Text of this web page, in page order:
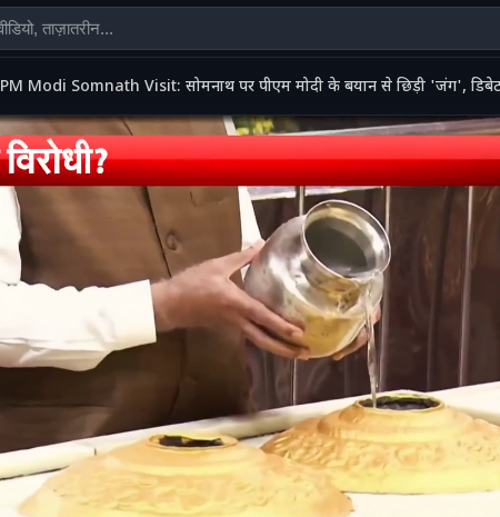
PM Modi Somnath Visit: सोमनाथ पर पीएम मोदी के बयान से छिड़ी 'जंग', डिबेट